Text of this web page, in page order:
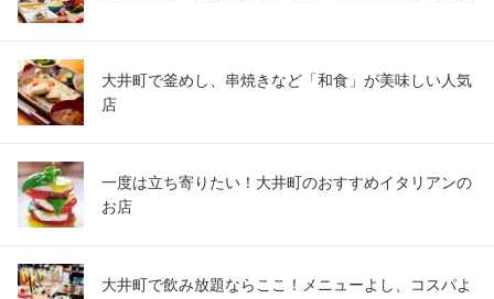
大井町で釜めし、串焼きなど「和食」が美味しい人気
店
一度は立ち寄りたい！大井町のおすすめイタリアンの
お店
大井町で飲み放題ならここ！メニューよし、コスパよ